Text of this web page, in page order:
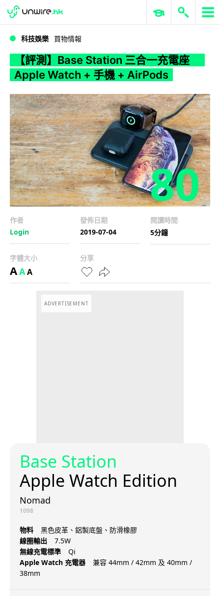
WWDC 2026 ERP 與商業 AI
科技娛樂 買物情報
【評測】Base Station 三合一充電座
Apple Watch + 手機 + AirPods
80
作者
Login
發佈日期
2019-07-04
閱讀時間
5分鐘
字體大小
AAA
分享
ADVERTISEMENT
Base Station
Apple Watch Edition
Nomad
1098
物料
黑色皮革、鋁製底盤、防滑橡膠
線圈輸出
7.5W
無線充電標準
Qi
Apple Watch 充電器
兼容 44mm / 42mm 及 40mm /
38mm